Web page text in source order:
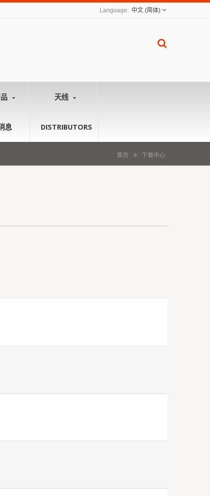
中文 (简体)
天线
息 DISTRIBUTORS
首页 下载中心